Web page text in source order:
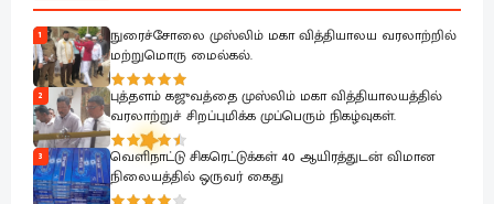
1
நுரைச்சோலை முஸ்லிம் மகா வித்தியாலய வரலாற்றில்
மற்றுமொரு மைல்கல்.
2
புத்தளம் கஜுவத்தை முஸ்லிம் மகா வித்தியாலயத்தில்
வரலாற்றுச் சிறப்புமிக்க முப்பெரும் நிகழ்வுகள்.
3
வெளிநாட்டு சிகரெட்டுக்கள் 40 ஆயிரத்துடன் விமான
நிலையத்தில் ஒருவர் கைது